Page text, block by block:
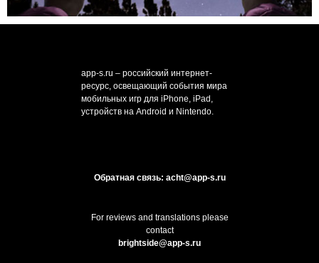
app-s.ru – российский интернет-
ресурс, освещающий события мира
мобильных игр для iPhone, iPad,
устройств на Android и Nintendo.
Обратная связь: acht@app-s.ru
For reviews and translations please
contact
brightside@app-s.ru